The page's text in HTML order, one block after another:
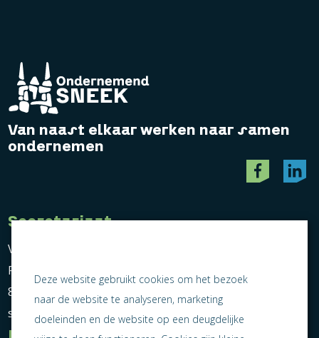
Van naast elkaar werken naar samen
ondernemen
Secretariaat
Vereniging Ondernemend Sneek
Postbus 464
8600 AL Sneek
secretariaat@ondernemendsneek.nl
Deze website gebruikt cookies om het bezoek
naar de website te analyseren, marketing
doeleinden en de website op een deugdelijke